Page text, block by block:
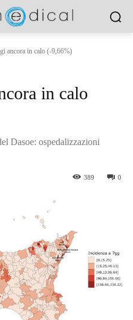
ancora in calo (-9,66%)
in calo
Dasoe: ospedalizzazioni
0
389